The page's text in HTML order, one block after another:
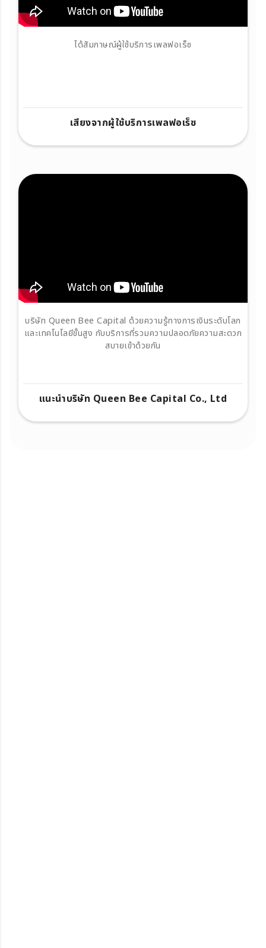
ได้สัมภาษณ์ผู้ใช้บริการเพลฟอเร็ซ
เสียงจากผู้ใช้บริการเพลฟอเร็ซ
บริษัท Queen Bee Capital ด้วยความรู้ทางการเงินระดับโลก
และเทคโนโลยีขั้นสูง กับบริการที่รวมความปลอดภัยความสะดวก
สบายเข้าด้วยกัน
แนะนำบริษัท Queen Bee Capital Co., Ltd